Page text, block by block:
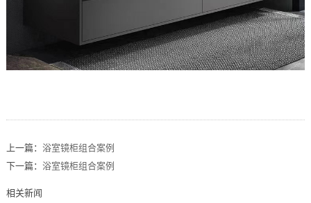
上一篇： 浴室镜柜组合案例
下一篇： 浴室镜柜组合案例
相关新闻